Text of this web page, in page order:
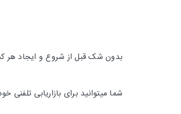
بدون شک قبل از شروع و ایجاد هر
شما میتوانید برای بازاریابی